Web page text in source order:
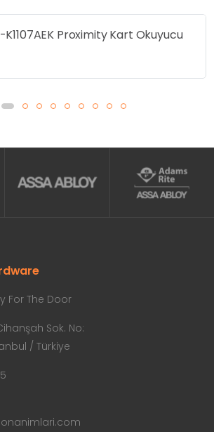
DS-K1102MK Mifare Kart
For The Door
Sok. No:
/ Türkiye